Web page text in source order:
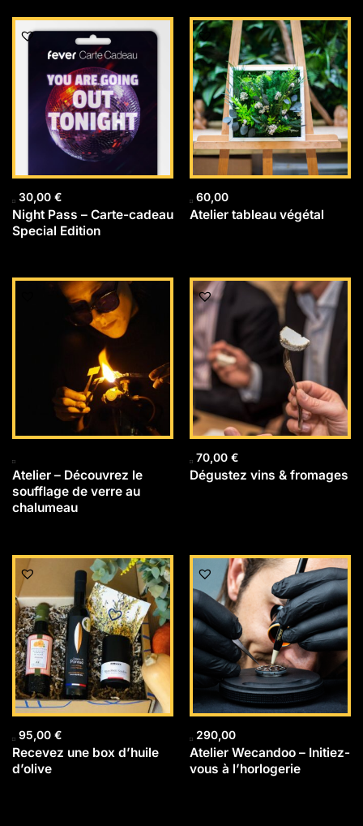
30,00 €
Night Pass – Carte-cadeau
Special Edition
60,00
Atelier tableau végétal
Atelier – Découvrez le
soufflage de verre au
chalumeau
70,00 €
Dégustez vins & fromages
95,00 €
Recevez une box d’huile
d’olive
290,00
Atelier Wecandoo – Initiez-
vous à l’horlogerie